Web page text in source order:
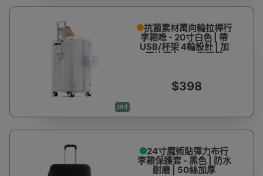
20寸
抗菌素材萬向輪拉桿行
李箱喼 - 20寸白色 | 帶
USB/杯架 4輪設計 | 加
厚抗壓 | TSA海關鎖
$398
24寸魔術貼彈力布行
李箱保護套 - 黑色 | 防水
耐磨 | 50絲加厚